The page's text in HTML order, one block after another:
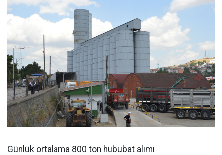
Günlük ortalama 800 ton hububat alımı